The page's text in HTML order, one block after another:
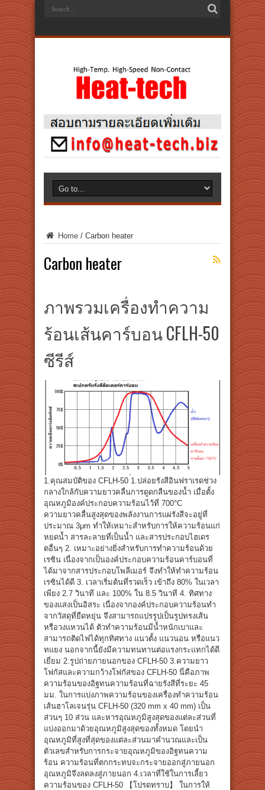
Home / Carbon heater
Carbon heater
ภาพรวมเครื่องทำความ
ร้อนเส้นคาร์บอน CFLH-50
ซีรีส์
1.คุณสมบัติของ CFLH-50 1.ปล่อยรังสีอินฟราเรดช่วง
กลางใกล้กับความยาวคลื่นการดูดกลืนของน้ำ เมื่อตั้ง
อุณหภูมิองค์ประกอบความร้อนไว้ที่ 700°C
ความยาวคลื่นสูงสุดของพลังงานการแผ่รังสีจะอยู่ที่
ประมาณ 3μm ทำให้เหมาะสำหรับการให้ความร้อนแก่
หยดน้ำ สารละลายที่เป็นน้ำ และสารประกอบไฮเดร
ตอื่นๆ 2. เหมาะอย่างยิ่งสำหรับการทำความร้อนด้วย
เรซิน เนื่องจากเป็นองค์ประกอบความร้อนคาร์บอนที่
ได้มาจากสารประกอบโพลีเมอร์ จึงทำให้ทำความร้อน
เรซินได้ดี 3. เวลาเริ่มต้นที่รวดเร็ว เข้าถึง 80% ในเวลา
เพียง 2.7 วินาที และ 100% ใน 8.5 วินาที 4. ทิศทาง
ของแสงเป็นอิสระ เนื่องจากองค์ประกอบความร้อนทำ
จากวัสดุที่ยืดหยุ่น จึงสามารถแปรรูปเป็นรูปทรงเส้น
หรือวงแหวนได้ ตัวทำความร้อนมีน้ำหนักเบาและ
สามารถติดไฟได้ทุกทิศทาง แนวตั้ง แนวนอน หรือแนว
ทแยง นอกจากนี้ยังมีความทนทานต่อแรงกระแทกได้ดี
เยี่ยม 2.รูปถ่ายภายนอกของ CFLH-50 3.ความยาว
โฟกัสและความกว้างโฟกัสของ CFLH-50 นี่คือภาพ
ความร้อนของอิฐทนความร้อนที่ฉายรังสีที่ระยะ 45
มม. ในการแบ่งภาพความร้อนของเครื่องทำความร้อน
เส้นฮาโลเจนรุ่น CFLH-50 (320 mm x 40 mm) เป็น
ส่วนๆ 10 ส่วน และหารอุณหภูมิสูงสุดของแต่ละส่วนที่
แบ่งออกมาด้วยอุณหภูมิสูงสุดของทั้งหมด โดยนำ
อุณหภูมิที่สูงที่สุดของแต่ละส่วนมาคำนวณและเป็น
ตัวเลขสำหรับการกระจายอุณหภูมิของอิฐทนความ
ร้อน ความร้อนที่ตกกระทบจะกระจายออกสู่ภายนอก
อุณหภูมิจึงลดลงสู่ภายนอก 4.เวลาที่ใช้ในการเลี้ยว
ความร้อนของ CFLH-50 【โปรดทราบ】 ในการให้